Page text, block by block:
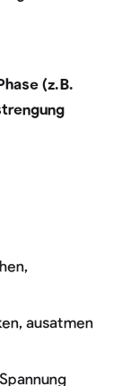
(z. B.
ausatmen